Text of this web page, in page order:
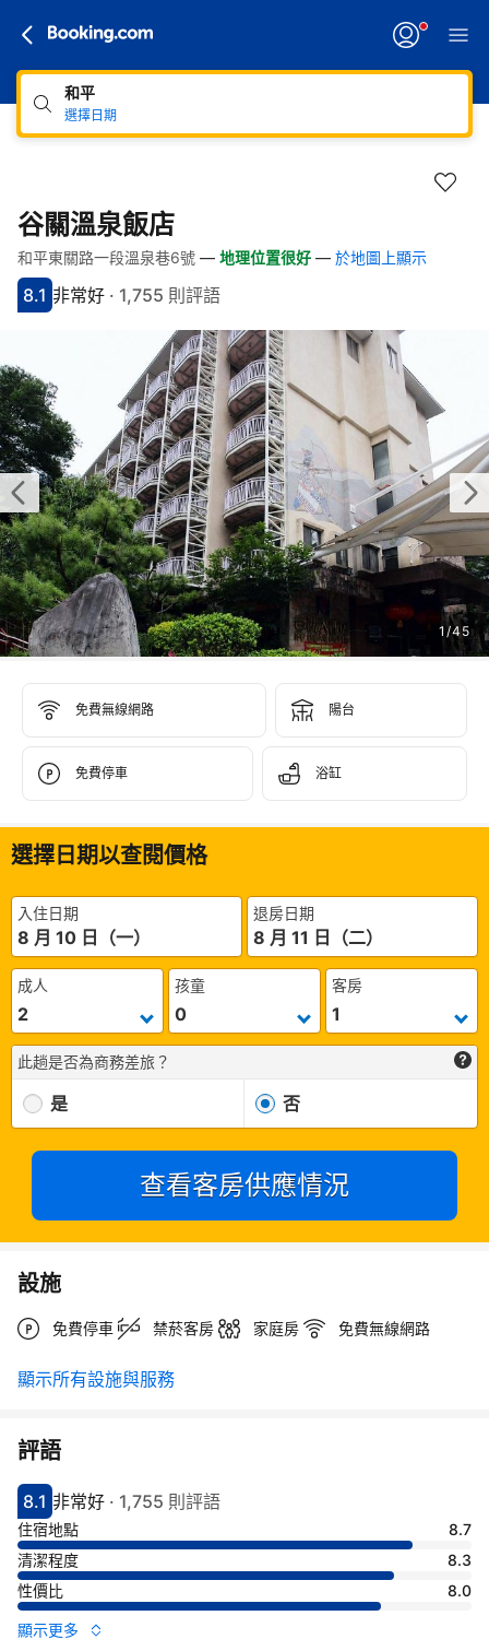
和平
選擇日期
谷關溫泉飯店
快速連結
跳至住宿介紹
跳至熱門設施
跳至客房類型
跳至訂房政策
和平東關路一段溫泉巷6號 — 地理位置很好 — 於地圖上顯示
分數8.1分
8.1
評比非常好
非常好 · 1,755 則評語
1 /45
免費無線網路 陽台
免費停車 浴缸
選擇日期以查閱價格
入住日期
8 月 10 日（一）
退房日期
8 月 11 日（二）
成人 孩童 客房
此趟是否為商務差旅？
是 否
查看客房供應情況
設施
免費停車 禁菸客房 家庭房 免費無線網路
顯示所有設施與服務
評語
分數8.1分
8.1
評比非常好
非常好 · 1,755 則評語
住宿地點
8.7
清潔程度
8.3
性價比
8.0
顯示更多